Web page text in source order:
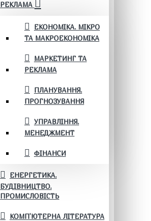
РЕКЛАМА
ЕКОНОМІКА. МІКРО
ТА МАКРОЕКОНОМІКА
МАРКЕТИНГ ТА
РЕКЛАМА
ПЛАНУВАННЯ.
ПРОГНОЗУВАННЯ
УПРАВЛІННЯ.
МЕНЕДЖМЕНТ
ФІНАНСИ
ЕНЕРГЕТИКА.
БУДІВНИЦТВО.
ПРОМИСЛОВІСТЬ
КОМП'ЮТЕРНА ЛІТЕРАТУРА